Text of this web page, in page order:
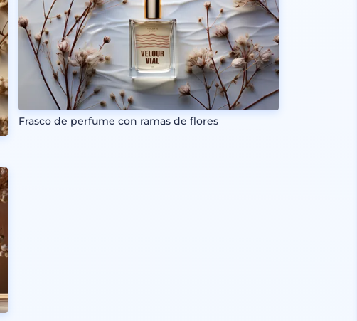
Frasco de perfume con ramas de flores